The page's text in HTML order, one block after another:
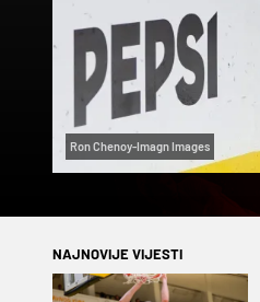
Ron Chenoy-Imagn Images
NAJNOVIJE VIJESTI